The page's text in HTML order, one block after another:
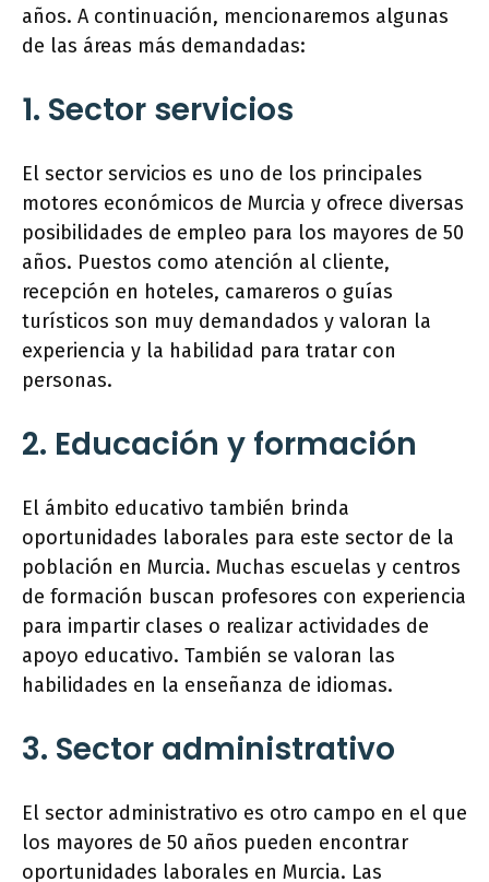
años. A continuación, mencionaremos algunas
de las áreas más demandadas:
1. Sector servicios
El sector servicios es uno de los principales
motores económicos de Murcia y ofrece diversas
posibilidades de empleo para los mayores de 50
años. Puestos como atención al cliente,
recepción en hoteles, camareros o guías
turísticos son muy demandados y valoran la
experiencia y la habilidad para tratar con
personas.
2. Educación y formación
El ámbito educativo también brinda
oportunidades laborales para este sector de la
población en Murcia. Muchas escuelas y centros
de formación buscan profesores con experiencia
para impartir clases o realizar actividades de
apoyo educativo. También se valoran las
habilidades en la enseñanza de idiomas.
3. Sector administrativo
El sector administrativo es otro campo en el que
los mayores de 50 años pueden encontrar
oportunidades laborales en Murcia. Las